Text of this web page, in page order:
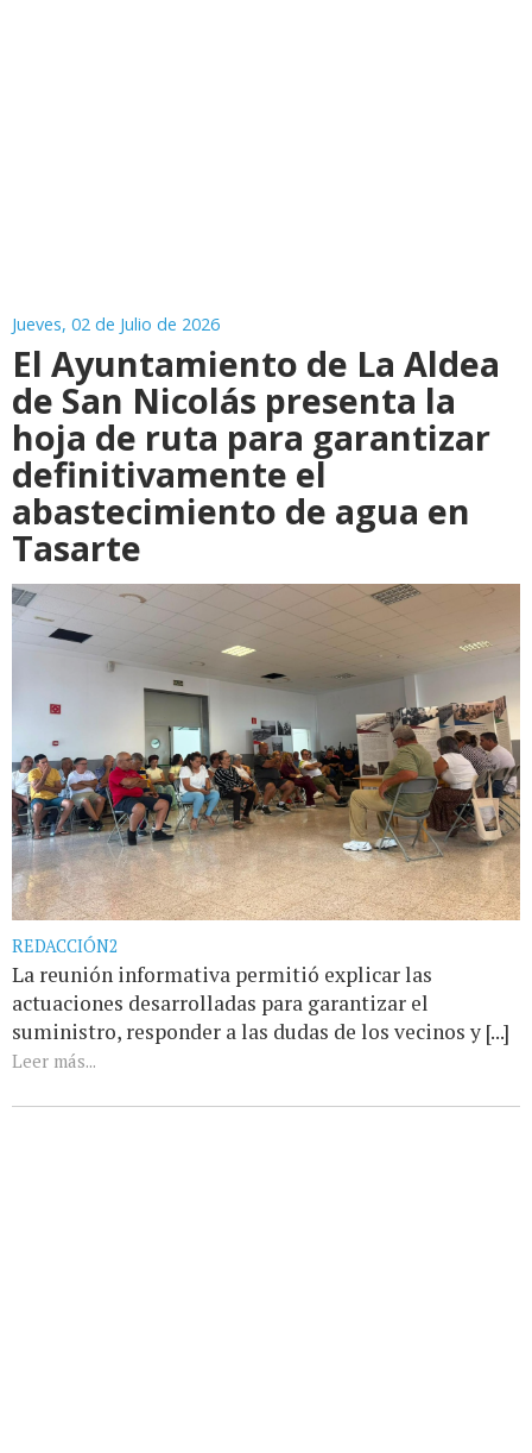
Jueves, 02 de Julio de 2026
El Ayuntamiento de La Aldea
de San Nicolás presenta la
hoja de ruta para garantizar
definitivamente el
abastecimiento de agua en
Tasarte
REDACCIÓN2
La reunión informativa permitió explicar las
actuaciones desarrolladas para garantizar el
suministro, responder a las dudas de los vecinos y [...]
Leer más...